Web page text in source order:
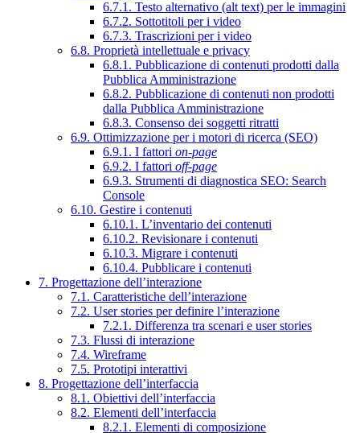
6.7.1. Testo alternativo (alt text) per le immagini
6.7.2. Sottotitoli per i video
6.7.3. Trascrizioni per i video
6.8. Proprietà intellettuale e privacy
6.8.1. Pubblicazione di contenuti prodotti dalla
Pubblica Amministrazione
6.8.2. Pubblicazione di contenuti non prodotti
dalla Pubblica Amministrazione
6.8.3. Consenso dei soggetti ritratti
6.9. Ottimizzazione per i motori di ricerca (SEO)
6.9.1. I fattori on-page
6.9.2. I fattori off-page
6.9.3. Strumenti di diagnostica SEO: Search
Console
6.10. Gestire i contenuti
6.10.1. L’inventario dei contenuti
6.10.2. Revisionare i contenuti
6.10.3. Migrare i contenuti
6.10.4. Pubblicare i contenuti
7. Progettazione dell’interazione
7.1. Caratteristiche dell’interazione
7.2. User stories per definire l’interazione
7.2.1. Differenza tra scenari e user stories
7.3. Flussi di interazione
7.4. Wireframe
7.5. Prototipi interattivi
8. Progettazione dell’interfaccia
8.1. Obiettivi dell’interfaccia
8.2. Elementi dell’interfaccia
8.2.1. Elementi di composizione